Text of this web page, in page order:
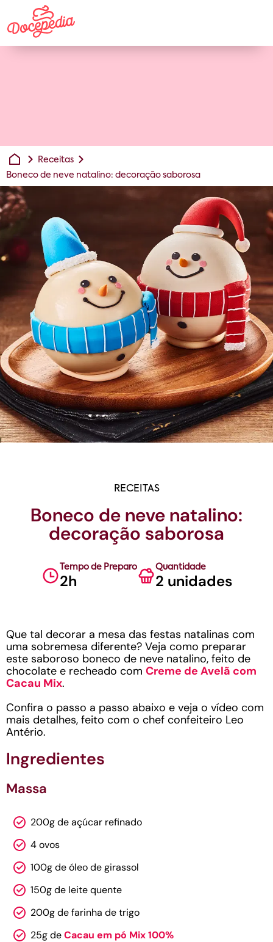
Receitas
Boneco de neve natalino: decoração saborosa
RECEITAS
Boneco de neve natalino:
decoração saborosa
Tempo de Preparo
2h
Quantidade
2 unidades
Que tal decorar a mesa das festas natalinas com
uma sobremesa diferente? Veja como preparar
este saboroso boneco de neve natalino, feito de
chocolate e recheado com Creme de Avelã com
Cacau Mix.
Confira o passo a passo abaixo e veja o vídeo com
mais detalhes, feito com o chef confeiteiro Leo
Antério.
Ingredientes
Massa
200g de açúcar refinado
4 ovos
100g de óleo de girassol
150g de leite quente
200g de farinha de trigo
25g deCacau em pó Mix 100%